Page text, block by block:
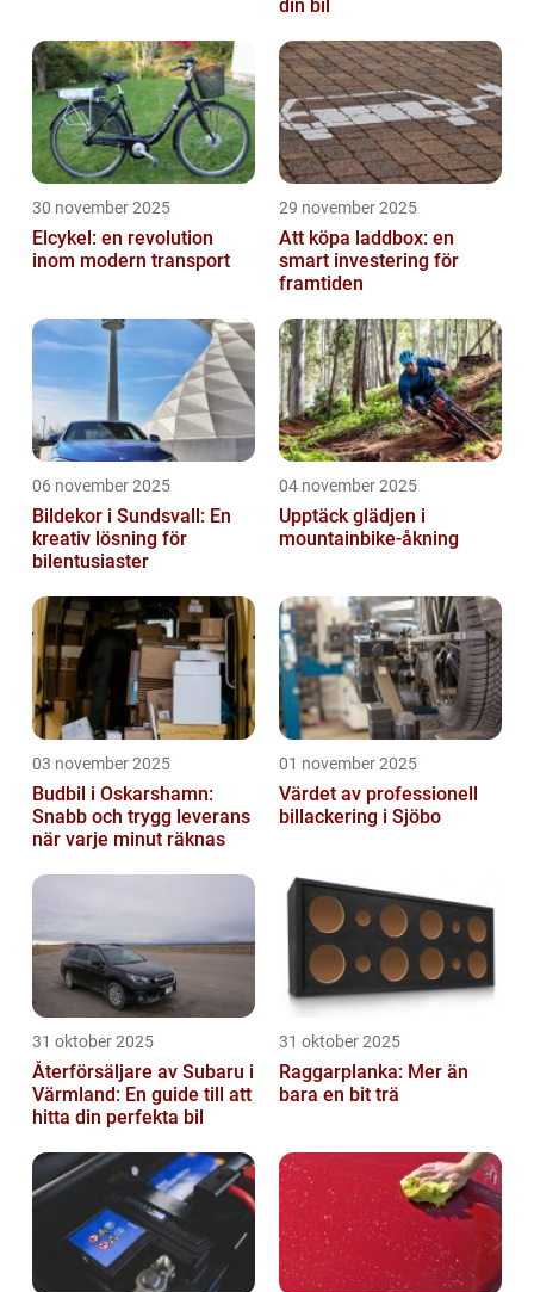
din bil
30 november 2025
Elcykel: en revolution
inom modern transport
29 november 2025
Att köpa laddbox: en
smart investering för
framtiden
06 november 2025
Bildekor i Sundsvall: En
kreativ lösning för
bilentusiaster
04 november 2025
Upptäck glädjen i
mountainbike-åkning
03 november 2025
Budbil i Oskarshamn:
Snabb och trygg leverans
när varje minut räknas
01 november 2025
Värdet av professionell
billackering i Sjöbo
31 oktober 2025
Återförsäljare av Subaru i
Värmland: En guide till att
hitta din perfekta bil
31 oktober 2025
Raggarplanka: Mer än
bara en bit trä